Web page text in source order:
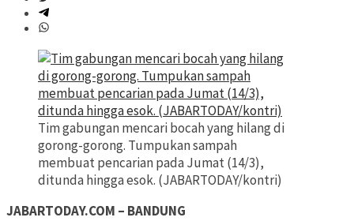
Tim gabungan mencari bocah yang hilang di
gorong-gorong. Tumpukan sampah
membuat pencarian pada Jumat (14/3),
ditunda hingga esok. (JABARTODAY/kontri)
JABARTODAY.COM – BANDUNG